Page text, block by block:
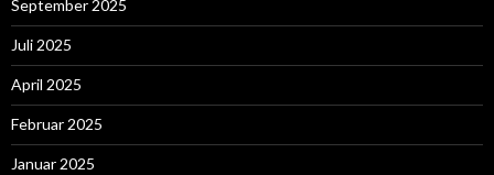
September 2025
Juli 2025
April 2025
Februar 2025
Januar 2025